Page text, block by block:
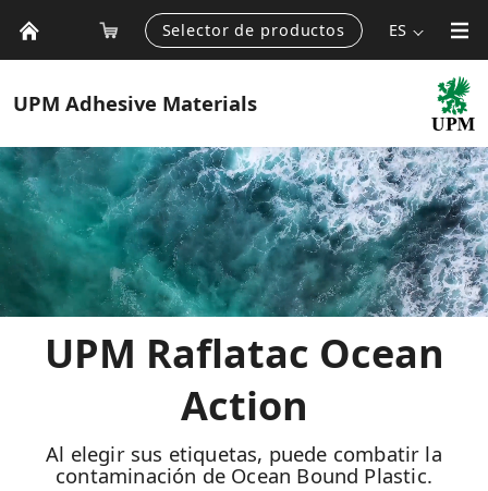
Selector de productos ES
UPM Adhesive Materials
UPM Raflatac Ocean
Action
Al elegir sus etiquetas, puede combatir la
contaminación de Ocean Bound Plastic.